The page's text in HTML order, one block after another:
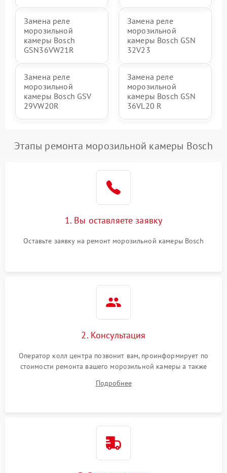
Замена реле
морозильной
камеры Bosch
GSN36VW21R
Замена реле
морозильной
камеры Bosch GSN
32V23
Замена реле
морозильной
камеры Bosch GSV
29VW20R
Замена реле
морозильной
камеры Bosch GSN
36VL20 R
Этапы ремонта морозильной камеры Bosch
1. Вы оставляете заявку
Оставьте заявку на ремонт морозильной камеры Bosch
2. Консультация
Оператор колл центра позвонит вам, проинформирует по
стоимости ремонта вашего морозильной камеры а также
Подробнее